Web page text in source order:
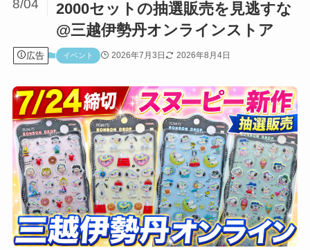
2000セットの抽選販売を見逃すな
@三越伊勢丹オンラインストア
8/04
広告 イベント 2026年7月3日 2026年8月4日